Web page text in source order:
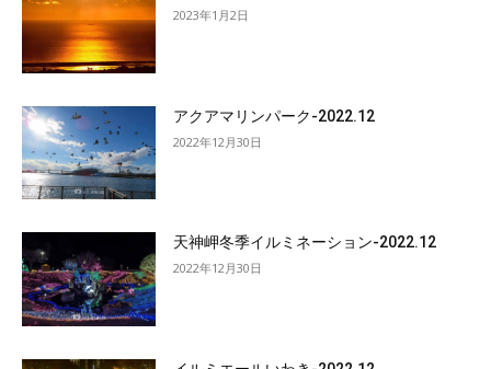
2023年1月2日
アクアマリンパーク-2022.12
2022年12月30日
天神岬冬季イルミネーション-2022.12
2022年12月30日